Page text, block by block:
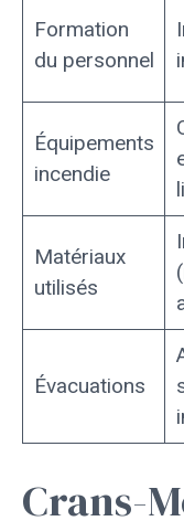
Formation
du personnel
Équipements
incendie
Matériaux
utilisés
Évacuations
Crans-